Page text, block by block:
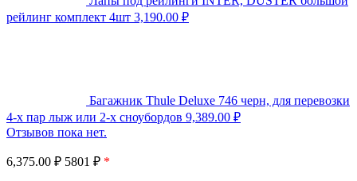
рейлинг комплект 4шт 3,190.00 ₽
Багажник Thule Deluxe 746 черн, для перевозки
4-х пар лыж или 2-х сноубордов 9,389.00 ₽
Отзывов пока нет.
6,375.00 ₽ 5801 ₽ *